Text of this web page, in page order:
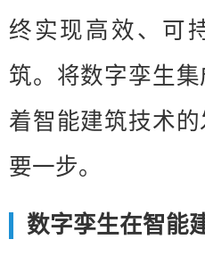
终实现高效、可
筑。将数字孪生
着智能建筑技术
要一步。
数字孪生在智能